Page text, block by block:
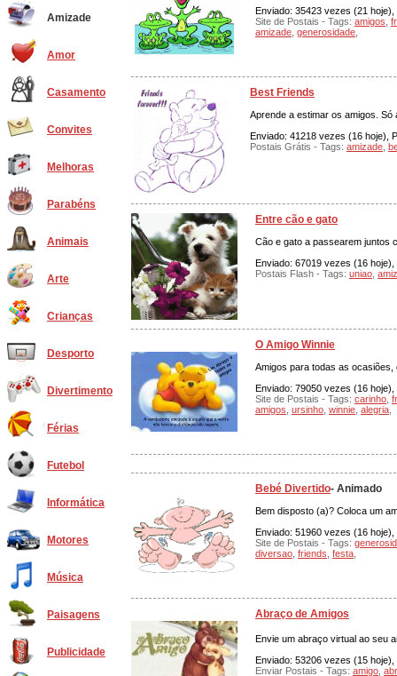
Amizade
Amor
Casamento
Convites
Melhoras
Parabéns
Animais
Arte
Crianças
Desporto
Divertimento
Férias
Futebol
Informática
Motores
Música
Paisagens
Publicidade
Enviado: 35423 vezes (21
Site de Postais - Tags: amigos
amizade generosidade
Best Friends
Aprende a estimar os amigos.
Enviado: 41218 vezes (16 hoje),
Postais Grátis - Tags: amizade
Entre cão e gato
Cão e gato a passearem juntos
Enviado: 67019 vezes (16
Postais Flash - Tags: uniao
O Amigo Winnie
Amigos para todas as
Enviado: 79050 vezes (16
Site de Postais - Tags: carinho
amigos ursinho winnie alegria
Bebé Divertido- Animado
Bem disposto (a)? Coloca um
Enviado: 51960 vezes (16
Site de Postais - Tags:
diversao friends festa
Abraço de Amigos
Envie um abraço virtual ao seu
Enviado: 53206 vezes (15
Enviar Postais - Tags: amigo